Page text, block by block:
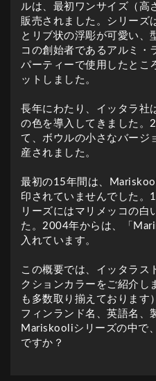
ルは、最初ワンサイズ（
販売されました。シリーズ
とリブ状の浮彫が可愛い、
コの創始者であるアルミ・
パーティーで使用したとこ
ットしました。
長年にわたり、イッタラ
の色を導入してきました
て、ボウルの小さなバージ
産されました。
最初の15年間は、
印されていませんでした
リーズにはマリメッコの白
た。2004年からは、「
入れています。
この概要では、イッタラ
クションカラーをご紹介し
も多数取り揃えております
フィンランド名、英語名、
Mariskooliシリーズの中で
ですか？